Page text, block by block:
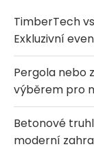
TimberTech
Exkluzivní
Pergola nebo
výběrem pro
Betonové
moderní